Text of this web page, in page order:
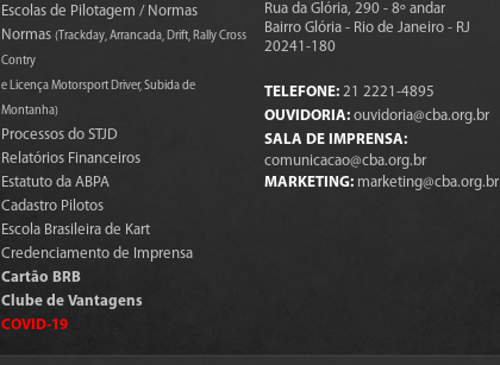
Escolas de Pilotagem / Normas
Normas(Trackday, Arrancada, Drift, Rally Cross
Contry
e Licença Motorsport Driver, Subida de
Montanha)
Processos do STJD
Relatórios Financeiros
Estatuto da ABPA
Cadastro Pilotos
Escola Brasileira de Kart
Credenciamento de Imprensa
Cartão BRB
Clube de Vantagens
COVID-19
Rua da Glória, 290 - 8º andar
Bairro Glória - Rio de Janeiro - RJ
20241-180
TELEFONE: 21 2221-4895
OUVIDORIA: ouvidoria@cba.org.br
SALA DE IMPRENSA:
comunicacao@cba.org.br
MARKETING: marketing@cba.org.br